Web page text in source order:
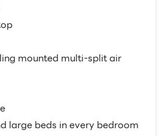
mounted multi-split air
large beds in every bedroom